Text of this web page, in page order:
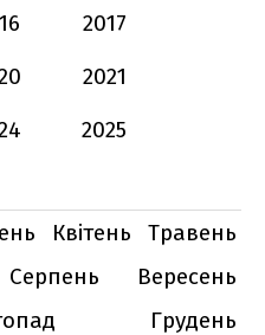
2017
2021
2025
Квітень
Травень
Серпень
Вересень
Грудень